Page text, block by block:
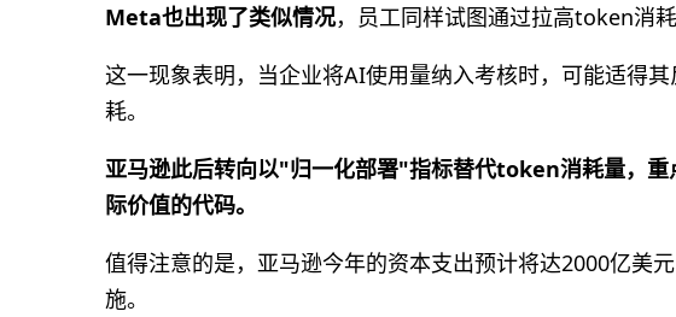
Meta也出现了类似情况，员工同样试图通过拉高token消
这一现象表明，当企业将AI使用量纳入考核时，可能适得
耗。
亚马逊此后转向以"归一化部署"指标替代token消耗量，
际价值的代码。
值得注意的是，亚马逊今年的资本支出预计将达2000亿美
施。